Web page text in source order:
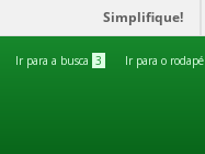
Simplifique!
Ir para a busca 3 Ir para o rodapé